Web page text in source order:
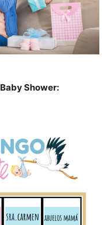
Baby Shower: